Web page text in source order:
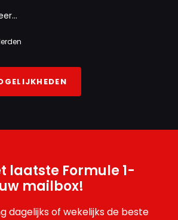
laatste Formule 1-
mailbox!
dagelijks of wekelijks de beste